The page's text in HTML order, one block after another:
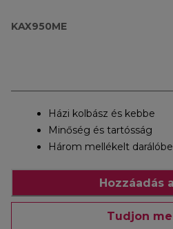
KAX950ME
Házi kolbász és kebbe
Minőség és tartósság
Három mellékelt
Hozzáadás
Tudjon